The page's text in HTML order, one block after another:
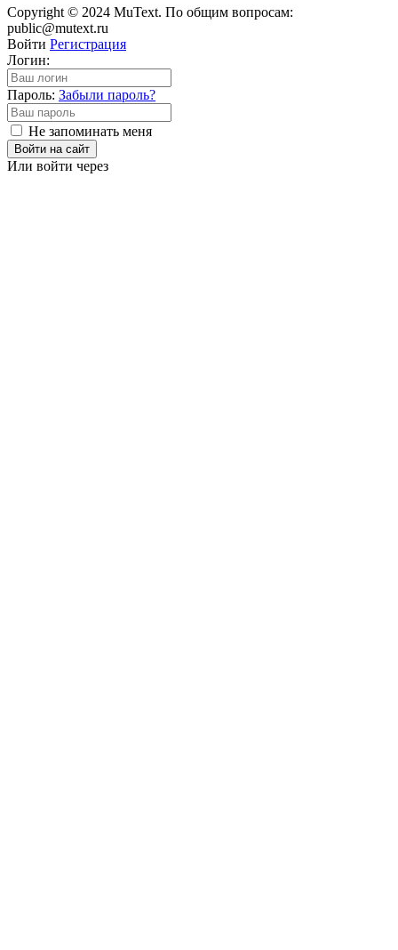
Copyright © 2024 MuText. По общим вопросам:
public@mutext.ru
Войти Регистрация
Логин:
Пароль: Забыли пароль?
Не запоминать меня
Войти на сайт
Или войти через